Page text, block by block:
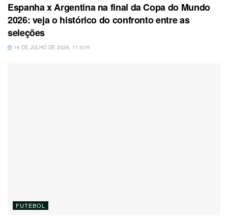
Espanha x Argentina na final da Copa do Mundo
2026: veja o histórico do confronto entre as
seleções
16 DE JULHO DE 2026, 11:51H
FUTEBOL